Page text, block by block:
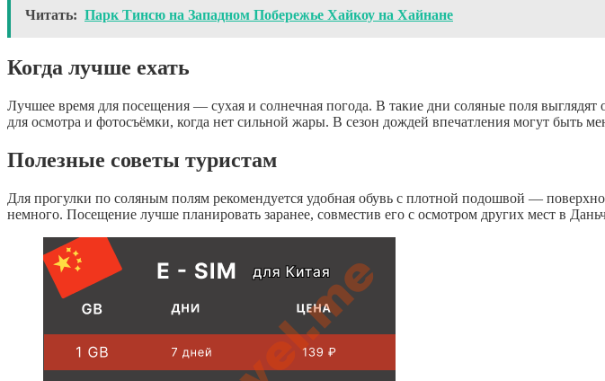
Читать: Парк Тинсю на Западном Побережье Хайкоу на Хайнане
Когда лучше ехать
Лучшее время для посещения — сухая и солнечная погода. В такие дни соляные поля
для осмотра и фотосъёмки, когда нет сильной жары. В сезон дождей впечатления могут быть
Полезные советы туристам
Для прогулки по соляным полям рекомендуется удобная обувь с плотной подошвой —
немного. Посещение лучше планировать заранее, совместив его с осмотром других мест в